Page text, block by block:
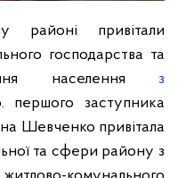
районі привітали
господарства та
населення з
першого заступника
Шевченко привітала
та сфери району з